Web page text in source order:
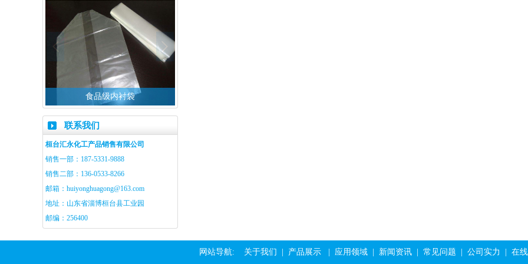
石英砂专用氢氟酸
联系我们
桓台汇永化工产品销售有限公司
销售一部：187-5331-9888
销售二部：136-0533-8266
邮箱：huiyonghuagong@163.com
地址：山东省淄博桓台县工业园
邮编：256400
网站导航: 关于我们 产品展示 应用领域 新闻资讯 常见问题 公司实力 在